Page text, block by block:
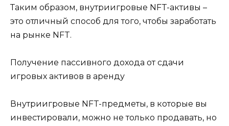
Таким образом, внутриигровые NFT-активы –
это отличный способ для того, чтобы заработать
на рынке NFT.
Получение пассивного дохода от сдачи
игровых активов в аренду
Внутриигровые NFT-предметы, в которые вы
инвестировали, можно не только продавать, но